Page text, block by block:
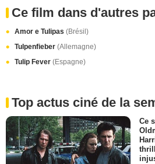
Ce film dans d'autres
Amor e Tulipas (Brésil)
Tulpenfieber (Allemagne)
Tulip Fever (Espagne)
Top actus ciné de la
Ce